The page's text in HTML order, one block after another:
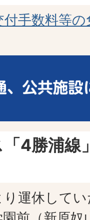
付手数料等
4勝浦線
り運休して